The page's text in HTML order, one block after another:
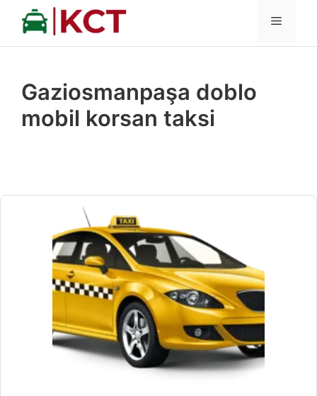
İçeriğe
MENÜ
Gaziosmanpaşa doblo
mobil korsan taksi